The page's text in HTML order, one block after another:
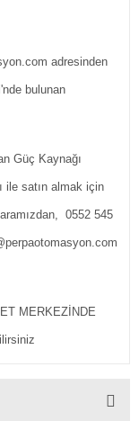
adresinden
bulunan
Güç Kaynağı
ile satın almak için
0552 545
MERKEZİNDE